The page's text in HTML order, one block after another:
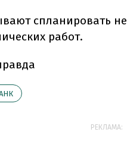
спланировать
работ.
РЕКЛАМА: